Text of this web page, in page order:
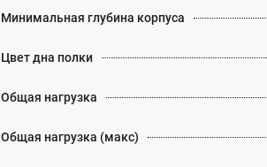
Минимальная глубина корпуса
Цвет дна полки
Общая нагрузка
Общая нагрузка (макс)